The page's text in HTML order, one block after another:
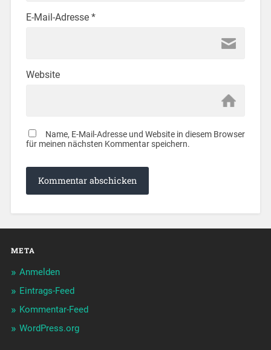
E-Mail-Adresse *
Website
Name, E-Mail-Adresse und Website in diesem Browser
für meinen nächsten Kommentar speichern.
META
Anmelden
Eintrags-Feed
Kommentar-Feed
WordPress.org